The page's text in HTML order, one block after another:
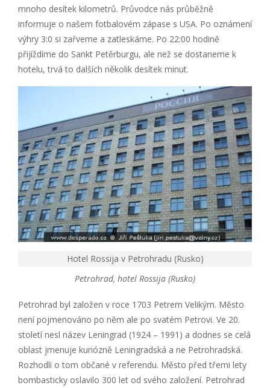
mnoho desítek kilometrů. Průvodce nás průběžně
informuje o našem fotbalovém zápase s USA. Po oznámení
výhry 3:0 si zařveme a zatleskáme. Po 22:00 hodině
přijíždíme do Sankt Petěrburgu, ale než se dostaneme k
hotelu, trvá to dalších několik desítek minut.
Hotel Rossija v Petrohradu (Rusko)
Petrohrad, hotel Rossija (Rusko)
Petrohrad byl založen v roce 1703 Petrem Velikým. Město
není pojmenováno po něm ale po svatém Petrovi. Ve 20.
století nesl název Leningrad (1924 – 1991) a dodnes se celá
oblast jmenuje kuriózně Leningradská a ne Petrohradská.
Rozhodli o tom občané v referendu. Město před třemi lety
bombasticky oslavilo 300 let od svého založení. Petrohrad